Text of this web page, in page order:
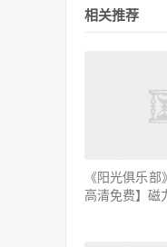
相关推荐
《阳光俱乐
高清免费】磁